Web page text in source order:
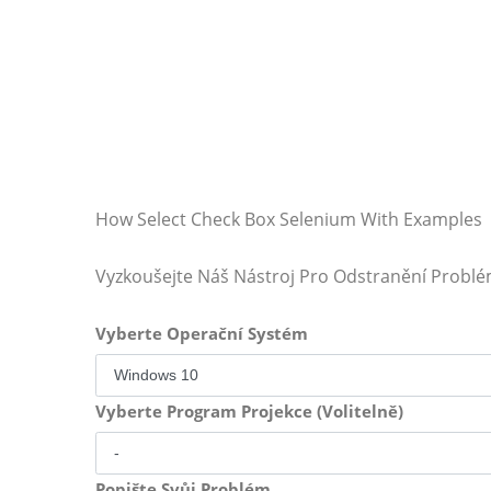
How Select Check Box Selenium With Examples
Vyzkoušejte Náš Nástroj Pro Odstranění
Vyberte Operační Systém
Vyberte Program Projekce (Volitelně)